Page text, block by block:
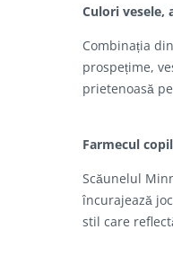
Culori vesele,
Combinația
prospețime,
prietenoasă
Farmecul
Scăunelul
încurajează
stil care